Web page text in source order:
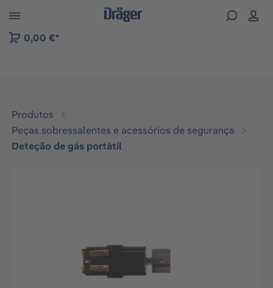
to B2B platform navigation
0,00 €*
Produtos
Peças sobressalentes e acessórios de segurança
Deteção de gás portátil